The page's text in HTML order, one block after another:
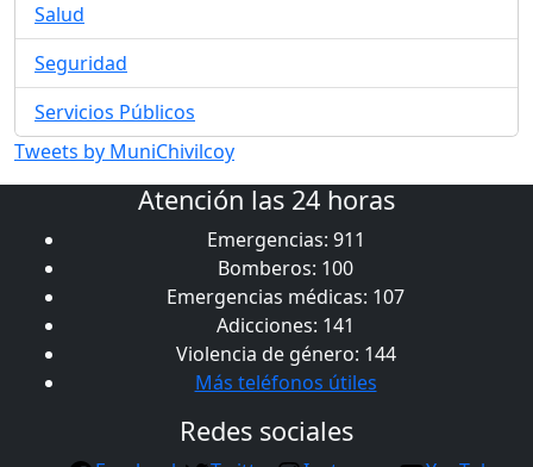
Salud
Seguridad
Servicios Públicos
Tweets by MuniChivilcoy
Atención las 24 horas
Emergencias: 911
Bomberos: 100
Emergencias médicas: 107
Adicciones: 141
Violencia de género: 144
Más teléfonos útiles
Redes sociales